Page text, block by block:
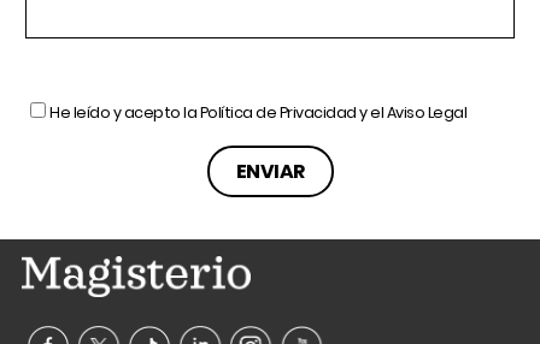
He leído y acepto laPolítica de Privacidady elAviso Legal